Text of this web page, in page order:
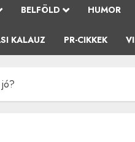
BELFÖLD HUMOR
KALAUZ PR-CIKKEK